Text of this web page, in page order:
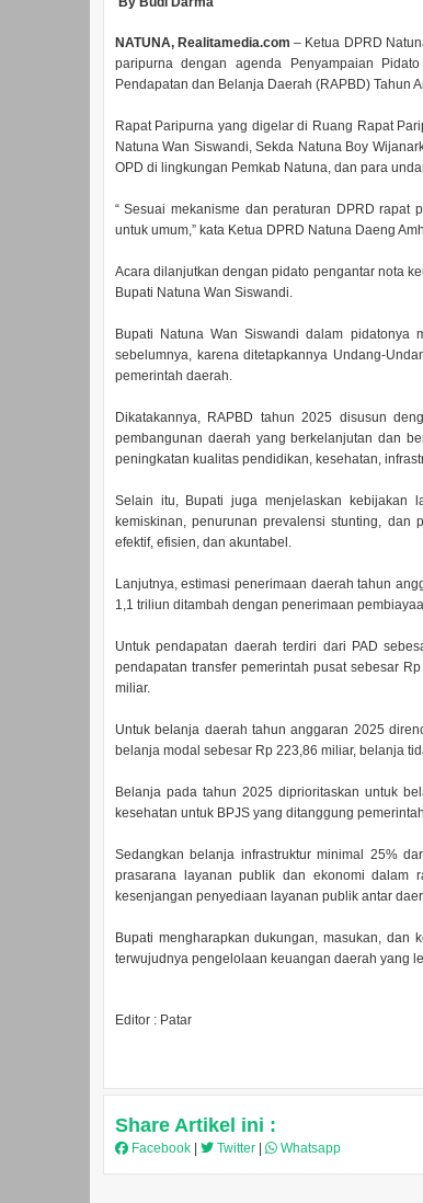
NATUNA, Realitamedia.com – Ketua DPRD
paripurna dengan agenda Penyampaian
Pendapatan dan Belanja Daerah (RAPBD) Tahun
Rapat Paripurna yang digelar di Ruang Rapat
Natuna Wan Siswandi, Sekda Natuna Boy
OPD di lingkungan Pemkab Natuna, dan para
“ Sesuai mekanisme dan peraturan DPRD
untuk umum,” kata Ketua DPRD Natuna Daeng
Acara dilanjutkan dengan pidato pengantar nota
Bupati Natuna Wan Siswandi.
Bupati Natuna Wan Siswandi dalam pidatonya
sebelumnya, karena ditetapkannya Undang-
pemerintah daerah.
Dikatakannya, RAPBD tahun 2025 disusun
pembangunan daerah yang berkelanjutan dan
peningkatan kualitas pendidikan, kesehatan,
Selain itu, Bupati juga menjelaskan kebijakan
kemiskinan, penurunan prevalensi stunting, dan
efektif, efisien, dan akuntabel.
Lanjutnya, estimasi penerimaan daerah tahun
1,1 triliun ditambah dengan penerimaan
Untuk pendapatan daerah terdiri dari PAD
pendapatan transfer pemerintah pusat sebesar
miliar.
Untuk belanja daerah tahun anggaran 2025
belanja modal sebesar Rp 223,86 miliar, belanja
Belanja pada tahun 2025 diprioritaskan untuk
kesehatan untuk BPJS yang ditanggung
Sedangkan belanja infrastruktur minimal 25%
prasarana layanan publik dan ekonomi dalam
kesenjangan penyediaan layanan publik antar
Bupati mengharapkan dukungan, masukan, dan
terwujudnya pengelolaan keuangan daerah yang
Editor : Patar
Share Artikel ini :
Facebook Twitter Whatsapp